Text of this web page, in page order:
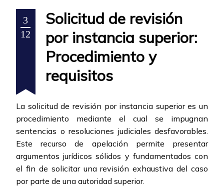
3
12
Solicitud de revisión
por instancia superior:
Procedimiento y
requisitos
La solicitud de revisión por instancia superior es un
procedimiento mediante el cual se impugnan
sentencias o resoluciones judiciales desfavorables.
Este recurso de apelación permite presentar
argumentos jurídicos sólidos y fundamentados con
el fin de solicitar una revisión exhaustiva del caso
por parte de una autoridad superior.